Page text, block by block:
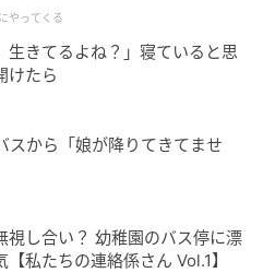
やってくる
きてるよね？」寝ていると思
けたら
から「娘が降りてきてませ
視し合い？ 幼稚園のバス停に漂
【私たちの連絡係さん Vol.1】